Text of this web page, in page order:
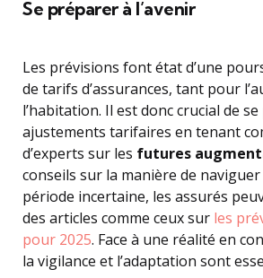
Se préparer à l’avenir
Les prévisions font état d’une
de tarifs d’assurances, tant pour
l’habitation. Il est donc crucial de
ajustements tarifaires en tenant
d’experts sur les futures
conseils sur la manière de
période incertaine, les assurés
des articles comme ceux sur les
pour 2025. Face à une réalité en
la vigilance et l’adaptation sont